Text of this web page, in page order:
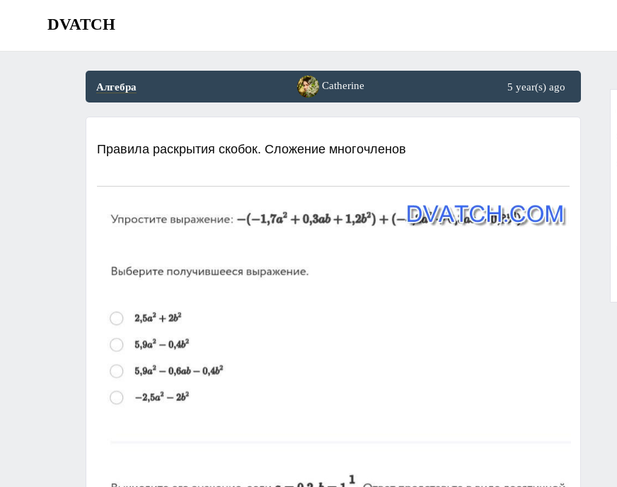
DVATCH
Алгебра Catherine 5 year(s) ago
Правила раскрытия скобок. Сложение многочленов